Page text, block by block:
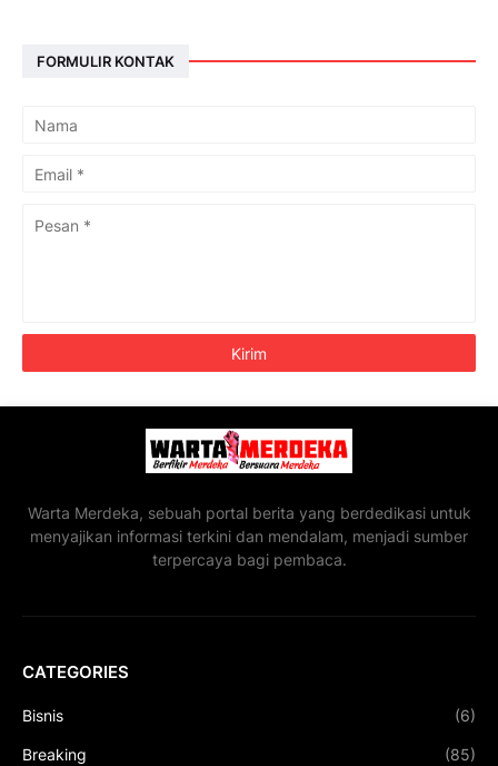
FORMULIR KONTAK
Warta Merdeka, sebuah portal berita yang berdedikasi untuk
menyajikan informasi terkini dan mendalam, menjadi sumber
terpercaya bagi pembaca.
CATEGORIES
Bisnis (6)
Breaking (85)